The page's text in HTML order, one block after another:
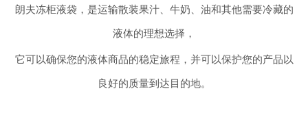
朗夫冻柜液袋，是运输散装果汁、牛奶、油和其他需要冷藏的
液体的理想选择，
它可以确保您的液体商品的稳定旅程，并可以保护您的产品以
良好的质量到达目的地。